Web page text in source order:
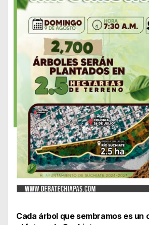
Cada árbol que sembramos es un